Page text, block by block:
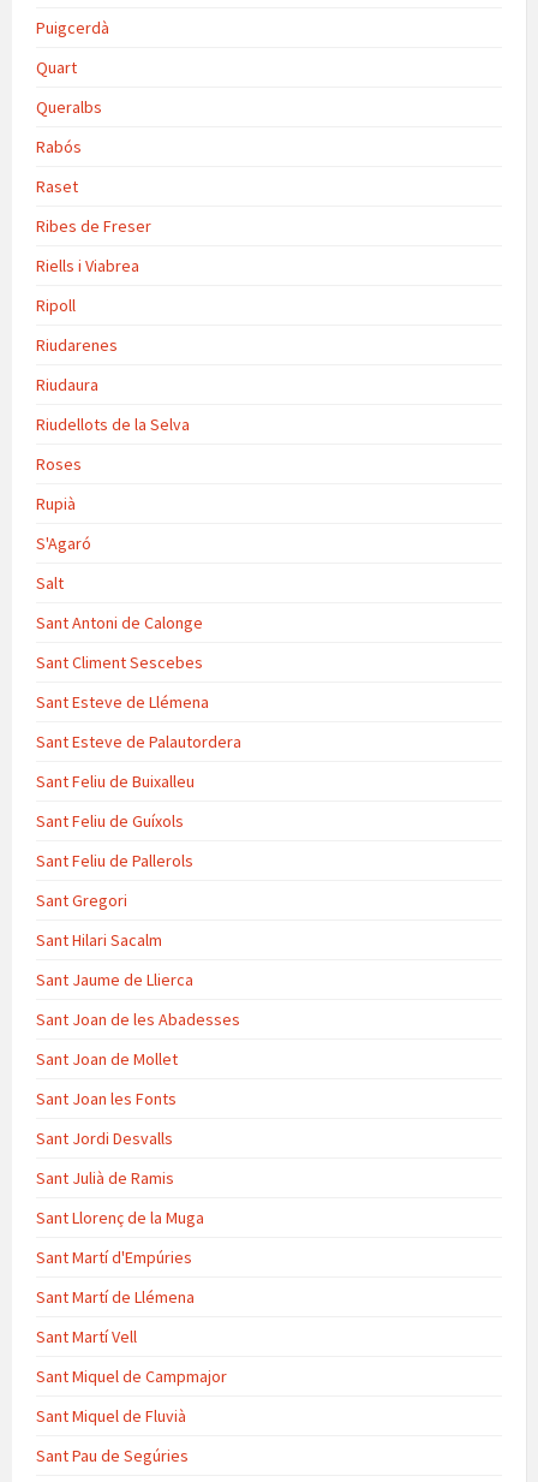
Puigcerdà
Quart
Queralbs
Rabós
Raset
Ribes de Freser
Riells i Viabrea
Ripoll
Riudarenes
Riudaura
Riudellots de la Selva
Roses
Rupià
S'Agaró
Salt
Sant Antoni de Calonge
Sant Climent Sescebes
Sant Esteve de Llémena
Sant Esteve de Palautordera
Sant Feliu de Buixalleu
Sant Feliu de Guíxols
Sant Feliu de Pallerols
Sant Gregori
Sant Hilari Sacalm
Sant Jaume de Llierca
Sant Joan de les Abadesses
Sant Joan de Mollet
Sant Joan les Fonts
Sant Jordi Desvalls
Sant Julià de Ramis
Sant Llorenç de la Muga
Sant Martí d'Empúries
Sant Martí de Llémena
Sant Martí Vell
Sant Miquel de Campmajor
Sant Miquel de Fluvià
Sant Pau de Segúries